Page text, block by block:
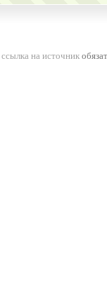
ссылка на источник